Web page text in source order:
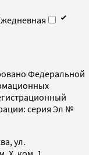
Федеральной
серия Эл №
ул.